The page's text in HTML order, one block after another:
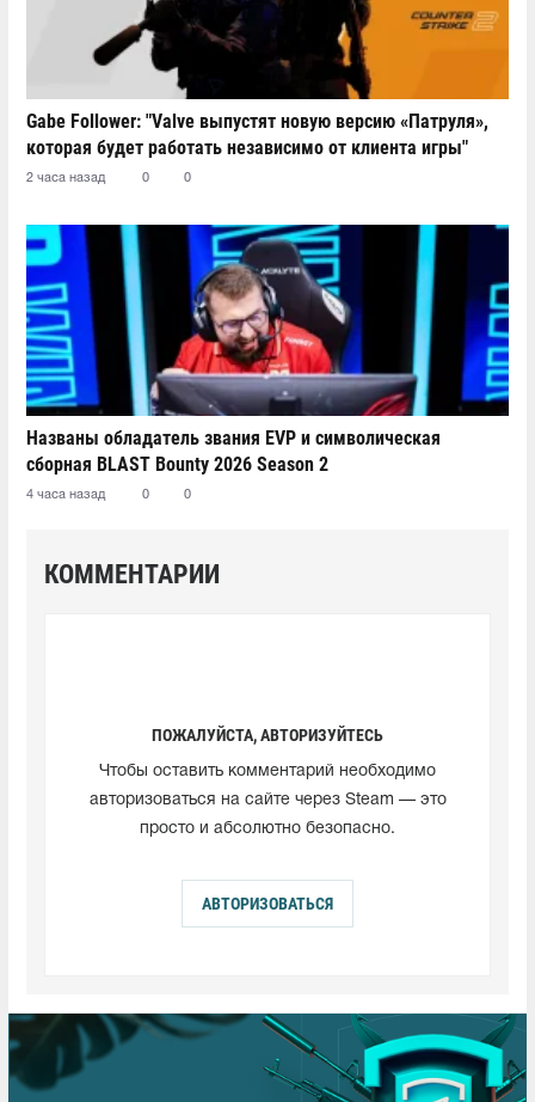
Gabe Follower: "Valve выпустят новую версию «Патруля»,
которая будет работать независимо от клиента игры"
2 часа назад 0 0
Названы обладатель звания EVP и символическая
сборная BLAST Bounty 2026 Season 2
4 часа назад 0 0
КОММЕНТАРИИ
ПОЖАЛУЙСТА, АВТОРИЗУЙТЕСЬ
Чтобы оставить комментарий необходимо
авторизоваться на сайте через Steam — это
просто и абсолютно безопасно.
АВТОРИЗОВАТЬСЯ